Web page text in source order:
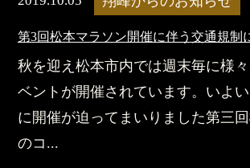
第3回松本マラソン開催に伴う交通規制
秋を迎え松本市内では週末毎に様
ベントが開催されています。いよ
に開催が迫ってまいりました第三
のコ...